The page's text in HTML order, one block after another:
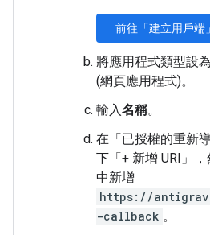
前往「建立用戶端」
將應用程式類型設
(網頁應用程式)。
輸入名稱。
在「已授權的重新導
下「+ 新增 URI」
中新增
https://
-callback 。